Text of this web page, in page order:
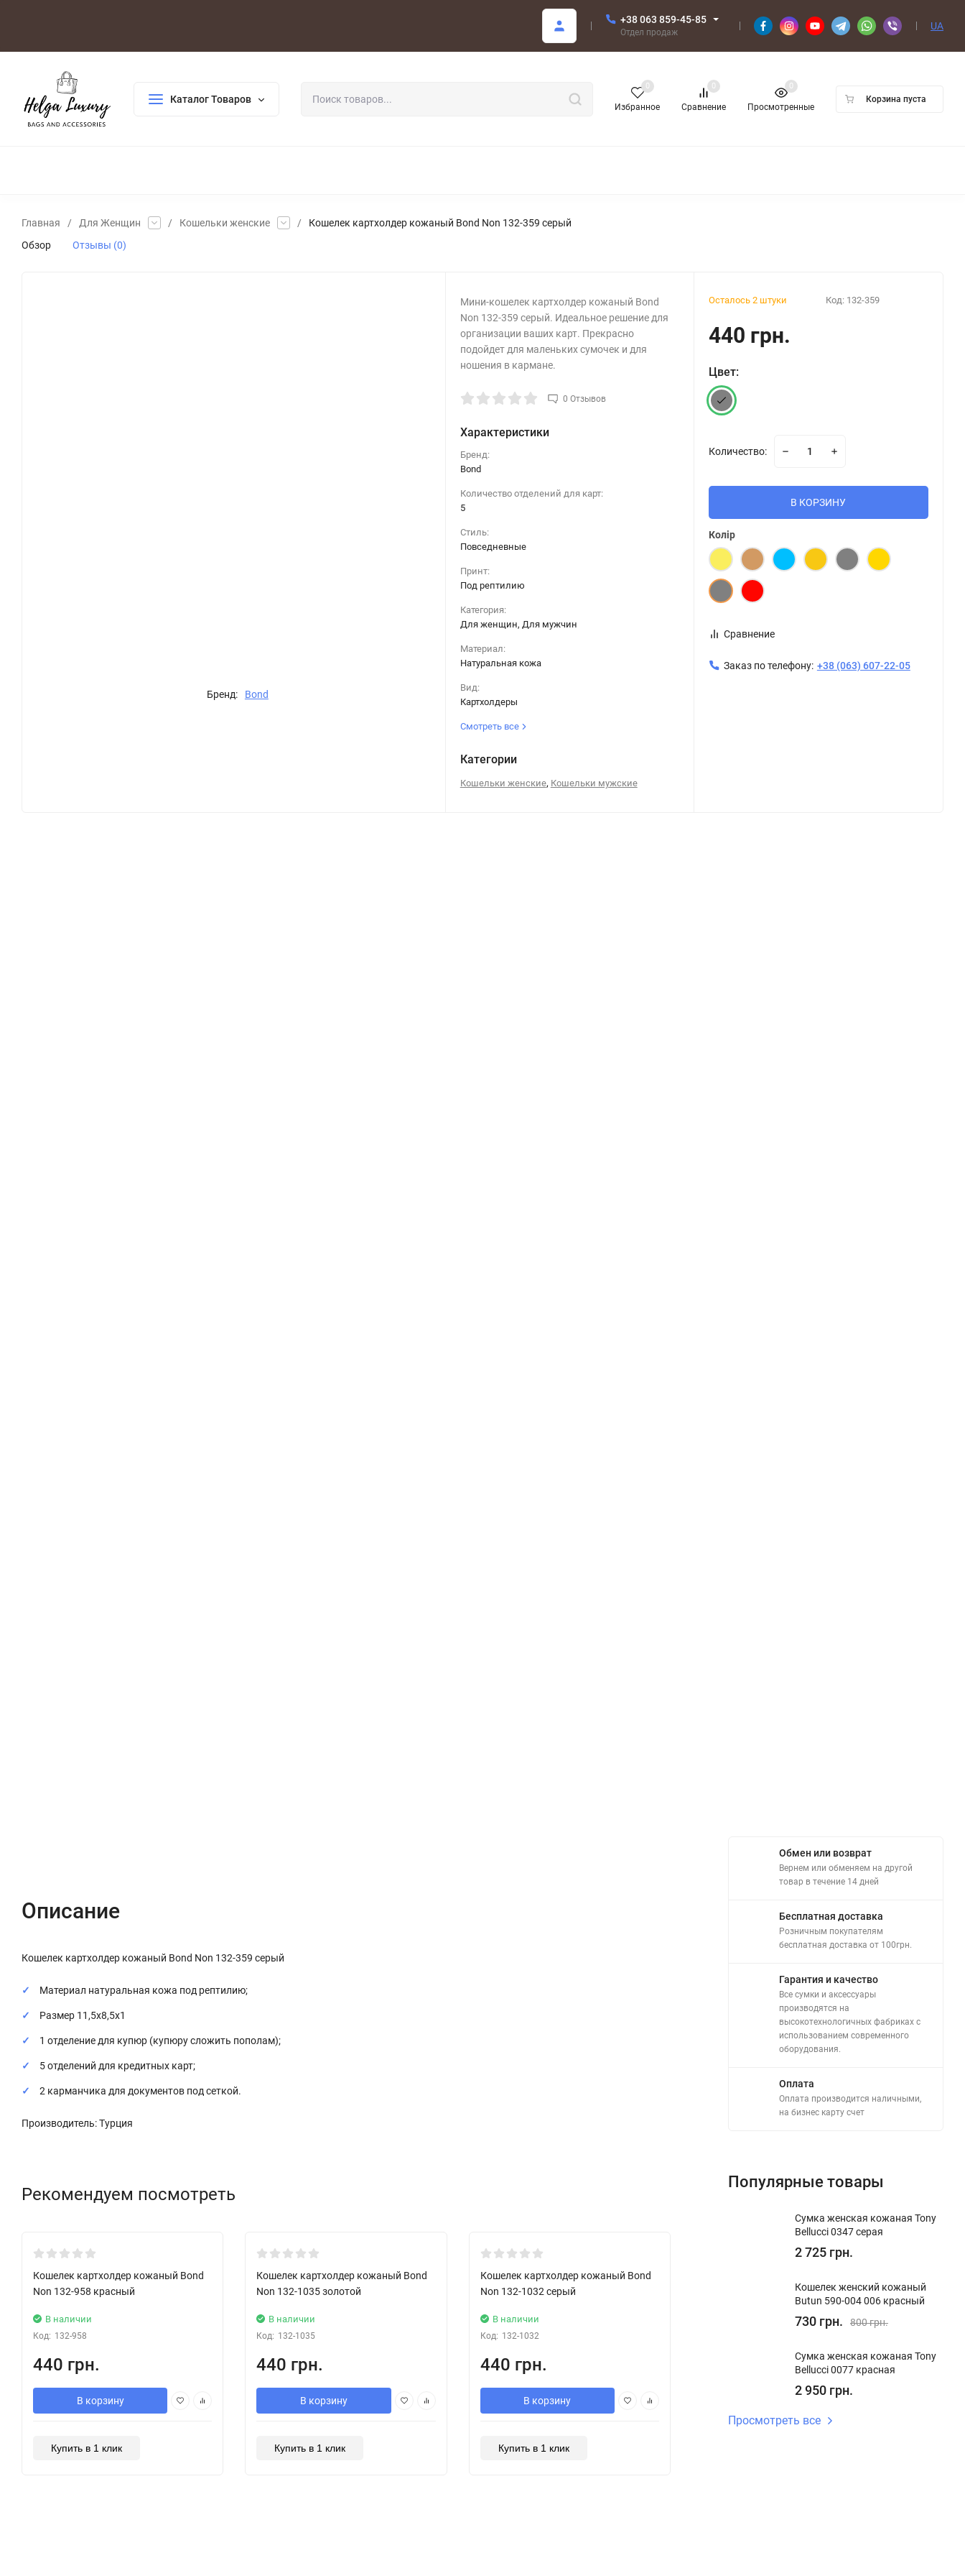
+38 063 859-45-85
Отдел продаж
UA
Каталог Товаров
Избранное
0
Сравнение
0
Просмотренные
0
Корзина пуста
Главная / Для Женщин / Кошельки женские /
Кошелек картхолдер кожаный Bond Non 132-359 серый
Обзор
Отзывы (0)
Бренд: Bond
Мини-кошелек картхолдер кожаный Bond
Non 132-359 серый. Идеальное решение для
организации ваших карт. Прекрасно
подойдет для маленьких сумочек и для
ношения в кармане.
0 Отзывов
Характеристики
Бренд:
Bond
Количество отделений для карт:
5
Стиль:
Повседневные
Принт:
Под рептилию
Категория:
Для женщин, Для мужчин
Материал:
Натуральная кожа
Вид:
Картхолдеры
Смотреть все
Категории
Кошельки женские, Кошельки мужские
Осталось 2 штуки Код: 132-359
440 грн.
Цвет:
Количество:
В КОРЗИНУ
Колір
Сравнение
Заказ по телефону: +38 (063) 607-22-05
Описание
Кошелек картхолдер кожаный Bond Non 132-359 серый
Материал натуральная кожа под рептилию;
Размер 11,5х8,5х1
1 отделение для купюр (купюру сложить пополам);
5 отделений для кредитных карт;
2 карманчика для документов под сеткой.
Производитель: Турция
Рекомендуем посмотреть
Кошелек картхолдер кожаный Bond
Non 132-958 красный
В наличии
Код: 132-958
440 грн.
В корзину
Купить в 1 клик
Кошелек картхолдер кожаный Bond
Non 132-1035 золотой
В наличии
Код: 132-1035
440 грн.
В корзину
Купить в 1 клик
Кошелек картхолдер кожаный Bond
Non 132-1032 серый
В наличии
Код: 132-1032
440 грн.
В корзину
Купить в 1 клик
Non 132-203 желтый
440
Обмен или возврат
Вернем или обменяем на другой
товар в течение 14 дней
Бесплатная доставка
Розничным покупателям
бесплатная доставка от 100грн.
Гарантия и качество
Все сумки и аксессуары
производятся на
высокотехнологичных фабриках с
использованием современного
оборудования.
Оплата
Оплата производится наличными,
на бизнес карту счет
Популярные товары
Сумка женская кожаная Tony
Bellucci 0347 серая
2 725 грн.
Кошелек женский кожаный
Butun 590-004 006 красный
730 грн. 800 грн.
Сумка женская кожаная Tony
Bellucci 0077 красная
2 950 грн.
Просмотреть все